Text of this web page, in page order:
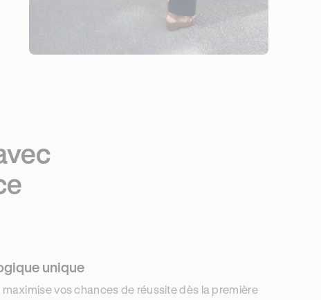
unique
vos chances de réussite dès la première